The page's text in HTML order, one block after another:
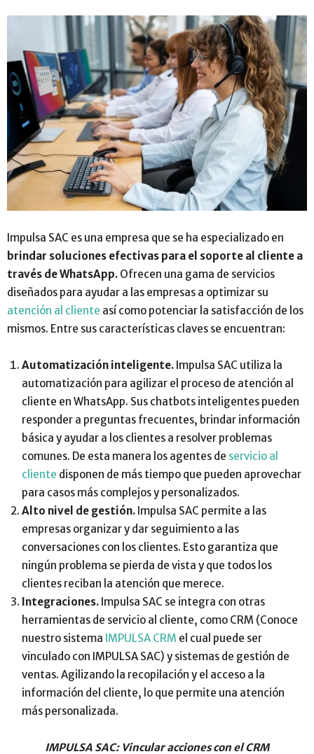
Impulsa SAC es una empresa que se ha especializado en
brindar soluciones efectivas para el soporte al cliente a
través de WhatsApp. Ofrecen una gama de servicios
diseñados para ayudar a las empresas a optimizar su
atención al cliente así como potenciar la satisfacción de los
mismos. Entre sus características claves se encuentran:
Automatización inteligente. Impulsa SAC utiliza la
automatización para agilizar el proceso de atención al
cliente en WhatsApp. Sus chatbots inteligentes pueden
responder a preguntas frecuentes, brindar información
básica y ayudar a los clientes a resolver problemas
comunes. De esta manera los agentes de servicio al
cliente disponen de más tiempo que pueden aprovechar
para casos más complejos y personalizados.
Alto nivel de gestión. Impulsa SAC permite a las
empresas organizar y dar seguimiento a las
conversaciones con los clientes. Esto garantiza que
ningún problema se pierda de vista y que todos los
clientes reciban la atención que merece.
Integraciones. Impulsa SAC se integra con otras
herramientas de servicio al cliente, como CRM (Conoce
nuestro sistema IMPULSA CRM el cual puede ser
vinculado con IMPULSA SAC) y sistemas de gestión de
ventas. Agilizando la recopilación y el acceso a la
información del cliente, lo que permite una atención
más personalizada.
IMPULSA SAC: Vincular acciones con el CRM